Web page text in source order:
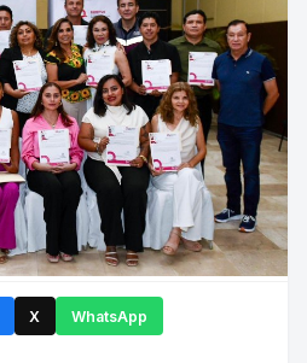
X WhatsApp